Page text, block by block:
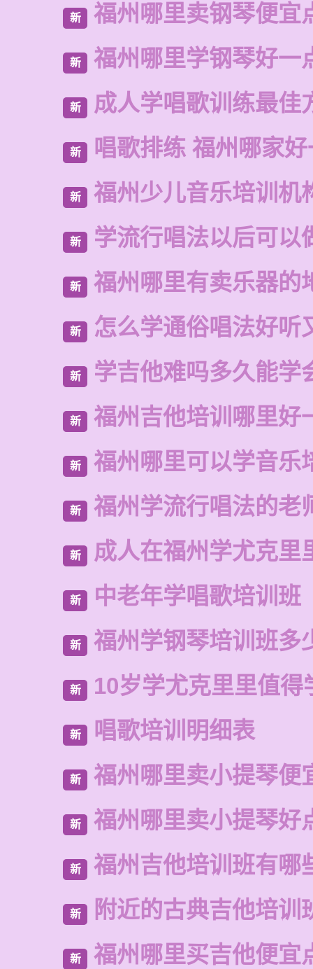
新 福州哪里卖钢琴便宜
新 福州哪里学钢琴好一
新 成人学唱歌训练最佳
新 唱歌排练 福州哪家
新 福州少儿音乐培训机
新 学流行唱法以后可以
新 福州哪里有卖乐器的
新 怎么学通俗唱法好听
新 学吉他难吗多久能学
新 福州吉他培训哪里好
新 福州哪里可以学音乐
新 福州学流行唱法的老
新 成人在福州学尤克里
新 中老年学唱歌培训班
新 福州学钢琴培训班多
新 10岁学尤克里里值得
新 唱歌培训明细表
新 福州哪里卖小提琴便
新 福州哪里卖小提琴好
新 福州吉他培训班有哪
新 附近的古典吉他培训
新 福州哪里买吉他便宜